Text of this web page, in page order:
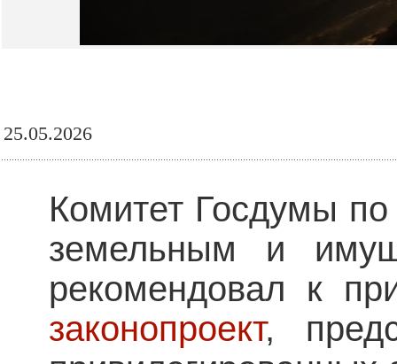
25.05.2026
Комитет Госдумы
земельным и
рекомендовал к
законопроект,